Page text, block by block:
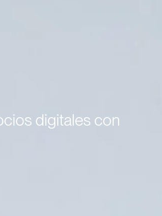
digitales con